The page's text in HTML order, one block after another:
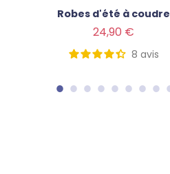
Robes d'été à coudre
24,90 €
8 avis